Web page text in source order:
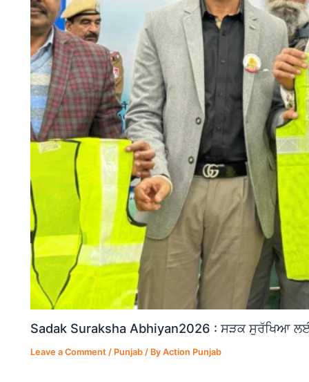
Sadak Suraksha Abhiyan2026 : ਸੜਕ ਸੁਰੱਖਿਆ
Leave a Comment / Punjab / ByAction Punjab